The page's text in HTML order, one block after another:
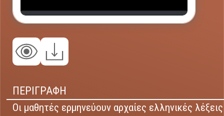
ΠΕΡΙΓΡΑΦΗ
Οι μαθητές ερμηνεύουν αρχαίες ελληνικές